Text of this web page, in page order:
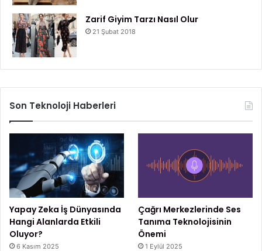
Zarif Giyim Tarzı Nasıl Olur
21 Şubat 2018
Son Teknoloji Haberleri
Yapay Zeka İş Dünyasında
Hangi Alanlarda Etkili
Oluyor?
6 Kasım 2025
Çağrı Merkezlerinde Ses
Tanıma Teknolojisinin
Önemi
1 Eylül 2025